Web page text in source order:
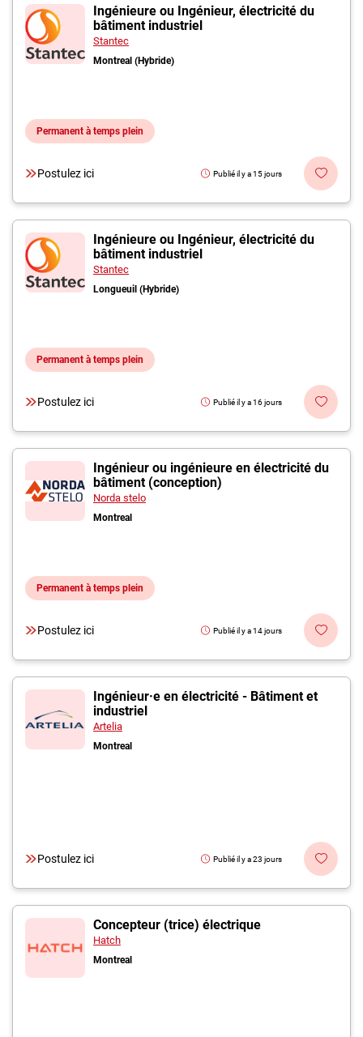
Ingénieure ou Ingénieur, électricité du
bâtiment industriel
Stantec
Montreal (Hybride)
Permanent à temps plein
Postulez ici Publié il y a 15 jours
Ingénieure ou Ingénieur, électricité du
bâtiment industriel
Stantec
Longueuil (Hybride)
Permanent à temps plein
Postulez ici Publié il y a 16 jours
Ingénieur ou ingénieure en électricité du
bâtiment (conception)
Norda stelo
Montreal
Permanent à temps plein
Postulez ici Publié il y a 14 jours
Ingénieur·e en électricité - Bâtiment et
industriel
Artelia
Montreal
Postulez ici Publié il y a 23 jours
Concepteur (trice) électrique
Hatch
Montreal